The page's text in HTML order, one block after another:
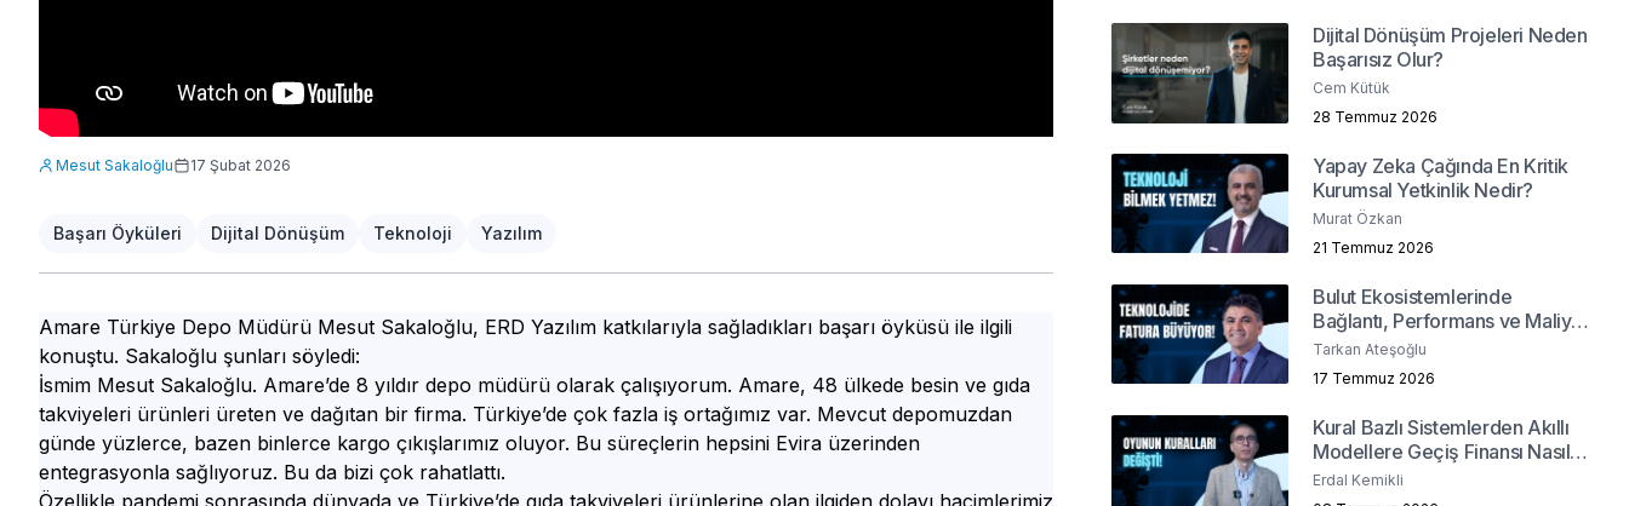
Mesut Sakaloğlu 17 Şubat 2026
Başarı Öyküleri Dijital Dönüşüm Teknoloji Yazılım
Amare Türkiye Depo Müdürü Mesut Sakaloğlu, ERD Yazılım katkılarıyla sağladıkları başarı öyküsü ile ilgili
konuştu. Sakaloğlu şunları söyledi:
İsmim Mesut Sakaloğlu. Amare’de 8 yıldır depo müdürü olarak çalışıyorum. Amare, 48 ülkede besin ve gıda
takviyeleri ürünleri üreten ve dağıtan bir firma. Türkiye’de çok fazla iş ortağımız var. Mevcut depomuzdan
günde yüzlerce, bazen binlerce kargo çıkışlarımız oluyor. Bu süreçlerin hepsini Evira üzerinden
entegrasyonla sağlıyoruz. Bu da bizi çok rahatlattı.
Dijital Dönüşüm Projeleri Neden
Başarısız Olur?
Cem Kütük
28 Temmuz 2026
Yapay Zeka Çağında En Kritik
Kurumsal Yetkinlik Nedir?
Murat Özkan
21 Temmuz 2026
Bulut Ekosistemlerinde
Bağlantı, Performans ve Maliyet
Nasıl Yönetilir?
Tarkan Ateşoğlu
17 Temmuz 2026
Kural Bazlı Sistemlerden Akıllı
Modellere Geçiş Finansı Nasıl
Değiştirdi?
Erdal Kemikli